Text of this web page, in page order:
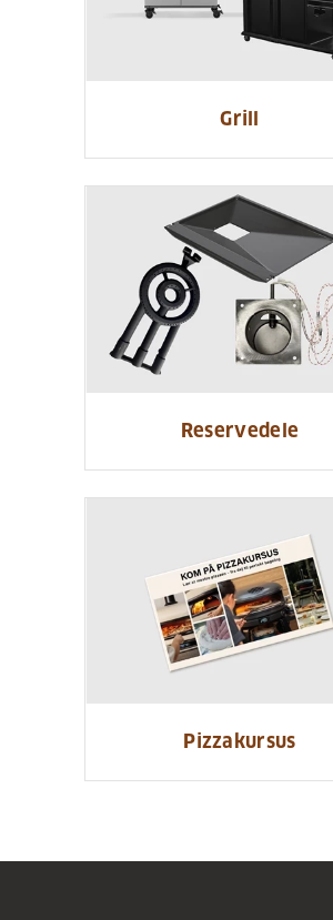
Grill
Reservedele
Pizzakursus